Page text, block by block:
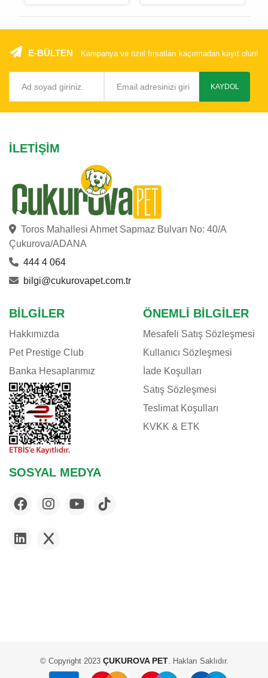
E-BÜLTEN Kampanya ve özel fırsatları kaçırmadan kayıt olun!
KAYDOL
İLETIŞIM
Toros Mahallesi Ahmet Sapmaz Bulvarı No: 40/A
Çukurova/ADANA
444 4 064
bilgi@cukurovapet.com.tr
BILGILER
Hakkımızda
Pet Prestige Club
Banka Hesaplarımız
ÖNEMLI BILGILER
Mesafeli Satış Sözleşmesi
Kullanıcı Sözleşmesi
İade Koşulları
Satış Sözleşmesi
Teslimat Koşulları
KVKK & ETK
SOSYAL MEDYA
© Copyright 2023ÇUKUROVA PET. Hakları Saklıdır.